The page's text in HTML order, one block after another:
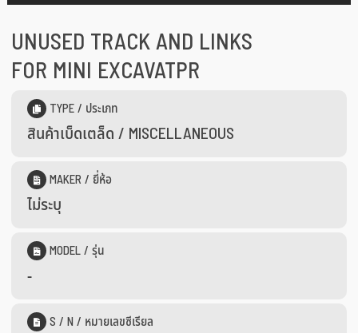
UNUSED TRACK AND LINKS
FOR MINI EXCAVATPR
TYPE / ประเภท
สินค้าเบ็ดเตล็ด / MISCELLANEOUS
MAKER / ยี่ห้อ
ไม่ระบุ
MODEL / รุ่น
-
S / N / หมายเลขซีเรียล